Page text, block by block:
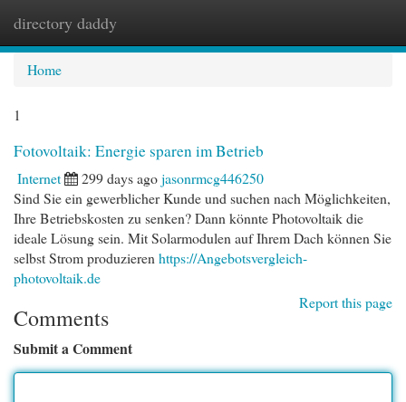
directory daddy
Home
1
Fotovoltaik: Energie sparen im Betrieb
Internet 299 days agojasonrmcg446250
Sind Sie ein gewerblicher Kunde und suchen nach Möglichkeiten,
Ihre Betriebskosten zu senken? Dann könnte Photovoltaik die
ideale Lösung sein. Mit Solarmodulen auf Ihrem Dach können Sie
selbst Strom produzieren https://Angebotsvergleich-
photovoltaik.de
Report this page
Comments
Submit a Comment